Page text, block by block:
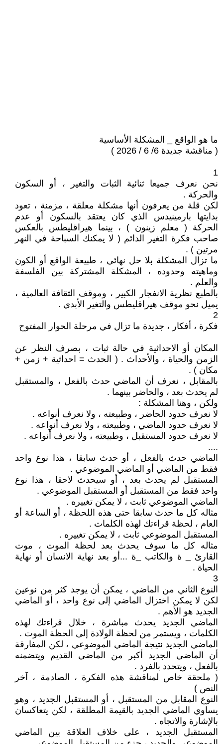
ما هو الواقع _ المشكلة الأساسية
( مناقشة جديدة 6/ 6 / 2026 )
1
نحن نعرف جميعا ثنائية الثبات والتغير ، أو السكون
والحركة .
لكن قلة من يعرفون أنها مشكلة معلقة ، مزمنة ، تعود
بدايتها بارمينيدس الذي كان يعتقد بالسكون أو عدم
الحركة ( معلم زينون ) ، بينما هيراقليطس بالعكس
صاحب فكرة التغير الدائم ( لا يمكنك السباحة في النهر
مرتين ) .
ما تزال المشكلة بلا حل نهائي ، طبيعة الواقع أو الكون
وماهيته وحدوده ، المشكلة المشتركة بين الفلسفة
والعلم .
بالطبع نظرية الانفجار الكبير ، وموقف الثقافة العالمية ،
يميل نحو موقف هيراقليطس والتغير الأبدي .
2
فكرة ، أفكار ، جديدة ما تزال في مرحلة الحوار المفتوح
المكان أو الاحداثية في حالة ثبات ، بصرف النظر عن
الزمن والحياة ، والأحداث . ( الحدث = احداثية + زمن +
مكان ) .
بالمقابل ، نعرف أن الماضي حدث بالفعل ، والمستقبل
لم يحدث بعد ، والحاضر بينهما .
ولكن ، وهنا المشكلة :
لا نعرف حدود الحاضر ، وطبيعته ، ولا نعرف أنواعه .
لا نعرف حدود الماضي ، وطبيعته ، ولا نعرف أنواعه .
لا نعرف حدود المستقبل ، وطبيعته ، ولا نعرف أنواعه .
....
الماضي حدث بالفعل ، أو حدث سابقا ، هذا نوع واحد
فقط من الماضي أو الماضي الموضوعي .
المستقبل لم يحدث بعد ، أو سيحدث لاحقا ، هذا نوع
واحد فقط من المستقبل أو المستقبل الموضوعي .
الماضي الموضوعي ثابت ، لا يمكن تغييره .
مثاله كل ما حدث سابقا حتى هذه اللحظة ، أو الساعة أو
العام ، لحظة قراءتك لهذه الكلمات .
المستقبل الموضوعي ثابت ، لا يمكن تغييره .
مثاله كل ما سوف يحدث بعد لحظة الموت ، موت
القارئ _ ة والكاتب _ة ...أو بعد نهاية الانسان أو نهاية
الحياة .
3
النوع الثاني من الماضي ، يمكن أن يوجد كثر من نوعين
لكن لا يمكن اختزال الماضي إلى نوع واحد ، أو الماضي
الجديد هو الأهم .
الماضي الجديد يحدث مباشرة ، خلال قراءتك لهذه
الكلمات ، ويستمر من لحظة الولادة إلى الحظة الموت .
الماضي الجديد نتيجة الماضي الموضوعي ، لكن المفارقة
أن الماضي الجديد أكبر من الماضي القديم ويتضمنه
بالفعل ، ويتحدد بالفرد .
( ملحقة خاص لمناقشة هذه الفكرة ، الصادمة ، آخر
النص )
النوع المقابل من المستقبل ، أو المستقبل الجديد ، وهو
يساوي الماضي الجديد بالقيمة المطلقة ، لكن يتعاكسان
بالإشارة والاتجاه .
المستقبل الجديد ، على خلاف العلاقة بين الماضي